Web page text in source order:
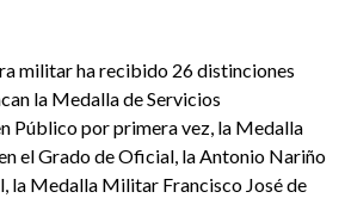
militar ha recibido 26 distinciones
la Medalla de Servicios
Público por primera vez, la Medalla
el Grado de Oficial, la Antonio Nariño
la Medalla Militar Francisco José de